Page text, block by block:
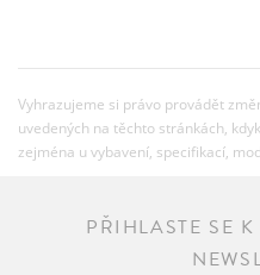
Vyhrazujeme si právo provádět
uvedených na těchto stránkách,
zejména u vybavení, specifikací,
PŘIHLASTE SE